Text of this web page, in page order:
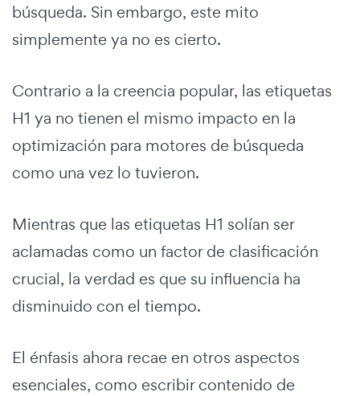
búsqueda. Sin embargo, este mito
simplemente ya no es cierto.
Contrario a la creencia popular, las etiquetas
H1 ya no tienen el mismo impacto en la
optimización para motores de búsqueda
como una vez lo tuvieron.
Mientras que las etiquetas H1 solían ser
aclamadas como un factor de clasificación
crucial, la verdad es que su influencia ha
disminuido con el tiempo.
El énfasis ahora recae en otros aspectos
esenciales, como escribir contenido de